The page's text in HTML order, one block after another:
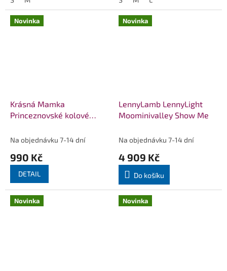
Novinka
Krásná Mamka
Princeznovské kolové
Na objednávku 7-14 dní
990 Kč
DETAIL
Novinka
LennyLamb LennyLight
Moominivalley Show Me
Na objednávku 7-14 dní
4 909 Kč
Do košíku
Novinka Novinka